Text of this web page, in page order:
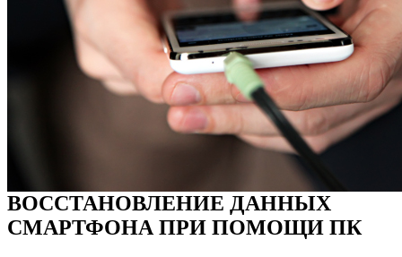
ВОССТАНОВЛЕНИЕ ДАННЫХ
СМАРТФОНА ПРИ ПОМОЩИ ПК